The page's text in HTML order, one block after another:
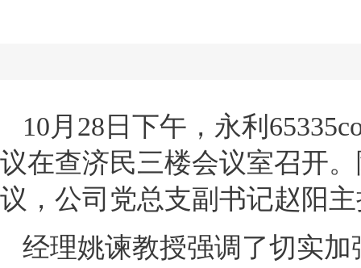
10月28日下午，永利
议在查济民三楼会议室召开
议，公司党总支副书记赵阳
经理姚谏教授强调了切实